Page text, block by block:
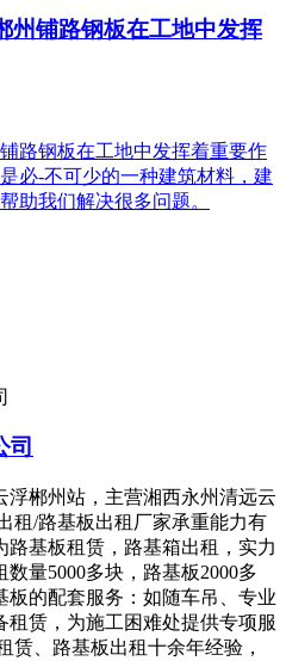
州铺路钢板在工地中发挥
路钢板在工地中发挥着重要作
必-不可少的一种建筑材料，建
助我们解决很多问题。
司
郴州站，主营湘西永州清远云
租/路基板出租厂家承重能力有
基板租赁，路基箱出租，实力
量5000多块，路基板2000多
的配套服务：如随车吊、专业
租赁，为施工困难处提供专项服
赁、路基板出租十余年经验，